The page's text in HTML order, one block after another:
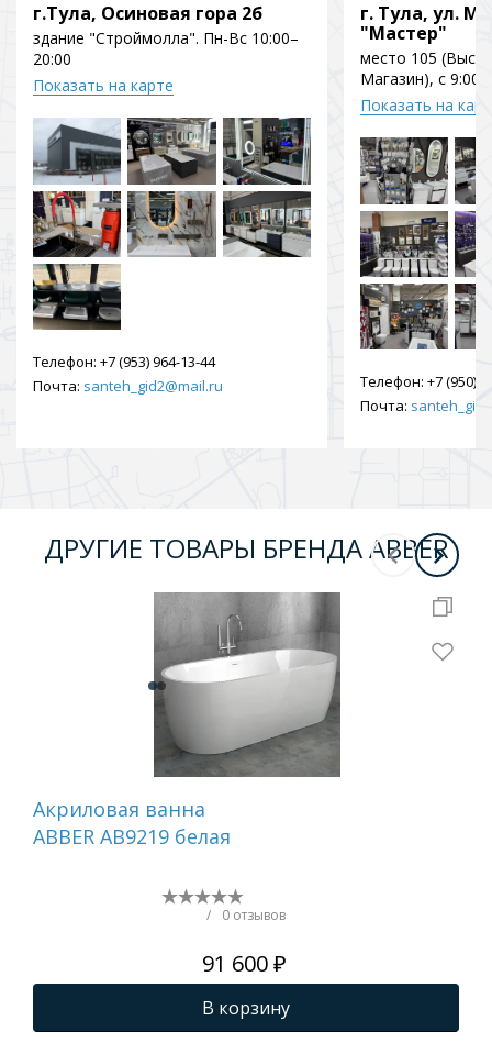
г.Тула, Осиновая гора 2б
здание "Строймолла". Пн-Вс 10:00–
20:00
Показать на карте
Телефон: +7 (953) 964-13-44
Почта: santeh_gid2@mail.ru
г. Тула, ул.
"Мастер"
место 105
Магазин), с 9:00
Показать на
Телефон: +7 (950)
Почта:
ДРУГИЕ ТОВАРЫ БРЕНДА ABBER
Акриловая ванна
ABBER AB9219 белая
/ 0 отзывов
91 600 ₽
В корзину
Бесплатная